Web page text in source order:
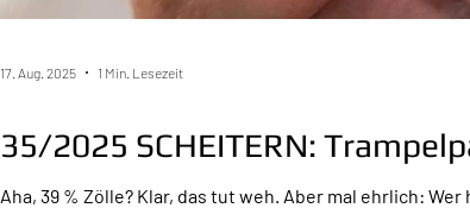
35/2025 SCHEITERN:
Aha, 39 % Zölle? Klar, das tut weh. Aber mal ehrlich:
17. Aug. 2025 1 Min. Lesezeit